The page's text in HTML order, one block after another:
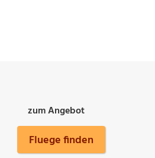
zum Angebot
Fluege finden